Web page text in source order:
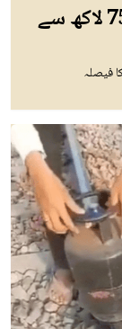
محکمہ ریلوے افسران پر مہربان، 75 لاکھ سے